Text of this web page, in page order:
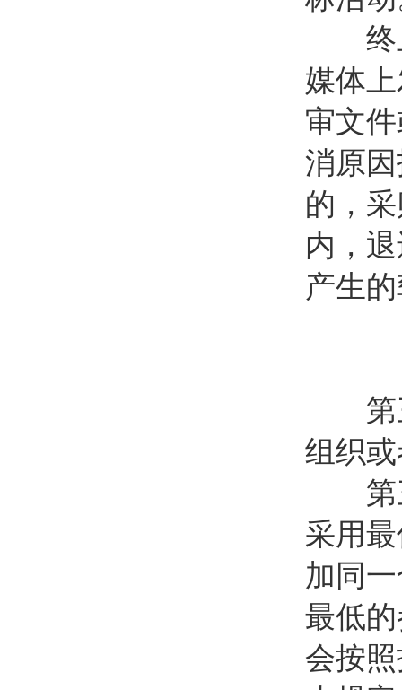
终止
媒体
审文
消原
的，
内，
产生
第三
组织
第
采用
加同
最低
会按